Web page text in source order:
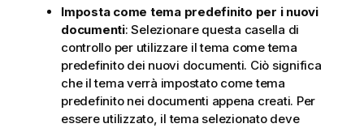
Imposta come tema predefinito per i nuovi
documenti: Selezionare questa casella di
controllo per utilizzare il tema come tema
predefinito dei nuovi documenti. Ciò significa
che il tema verrà impostato come tema
predefinito nei documenti appena creati. Per
essere utilizzato, il tema selezionato deve